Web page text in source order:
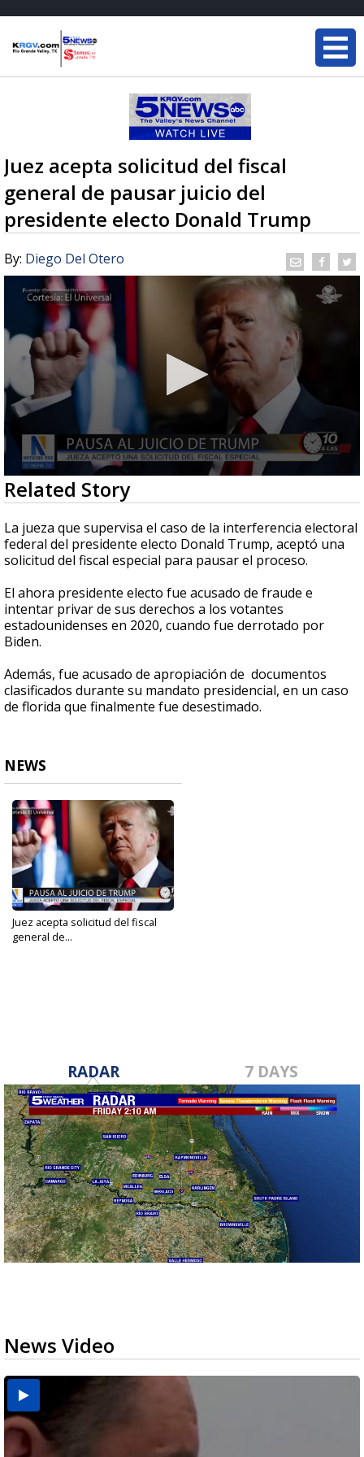
Juez acepta solicitud del fiscal
general de pausar juicio del
presidente electo Donald Trump
By: Diego Del Otero
0
seconds
of
31
seconds
Related Story
La jueza que supervisa el caso de la interferencia electoral
federal del presidente electo Donald Trump, aceptó una
solicitud del fiscal especial para pausar el proceso.
El ahora presidente electo fue acusado de fraude e
intentar privar de sus derechos a los votantes
estadounidenses en 2020, cuando fue derrotado por
Biden.
Además, fue acusado de apropiación de documentos
clasificados durante su mandato presidencial, en un caso
de florida que finalmente fue desestimado.
NEWS
Juez acepta solicitud del fiscal
general de...
RADAR 7 DAYS
News Video